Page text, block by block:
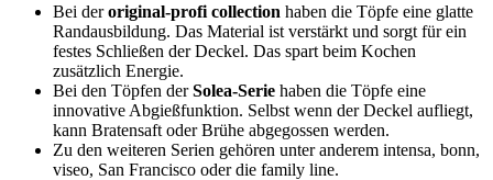
Bei deroriginal-profi collection haben die Töpfe eine glatte
Randausbildung. Das Material ist verstärkt und sorgt für ein
festes Schließen der Deckel. Das spart beim Kochen
zusätzlich Energie.
Bei den Töpfen derSolea-Serie haben die Töpfe eine
innovative Abgießfunktion. Selbst wenn der Deckel aufliegt,
kann Bratensaft oder Brühe abgegossen werden.
Zu den weiteren Serien gehören unter anderem intensa, bonn,
viseo, San Francisco oder die family line.